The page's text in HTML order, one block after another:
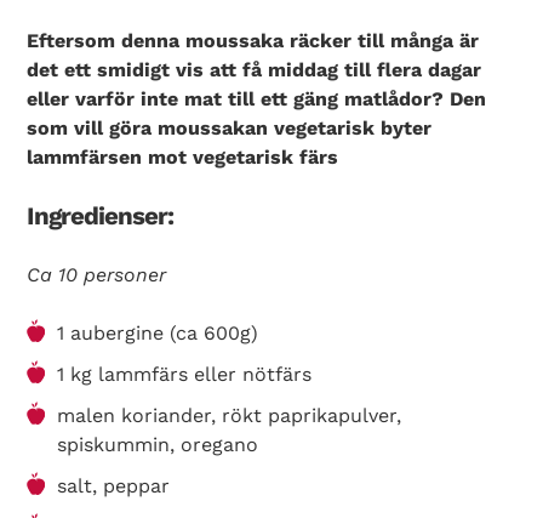
Eftersom denna moussaka räcker till många är
det ett smidigt vis att få middag till flera dagar
eller varför inte mat till ett gäng matlådor? Den
som vill göra moussakan vegetarisk byter
lammfärsen mot vegetarisk färs
Ingredienser:
Ca 10 personer
1 aubergine (ca 600g)
1 kg lammfärs eller nötfärs
malen koriander, rökt paprikapulver,
spiskummin, oregano
salt, peppar